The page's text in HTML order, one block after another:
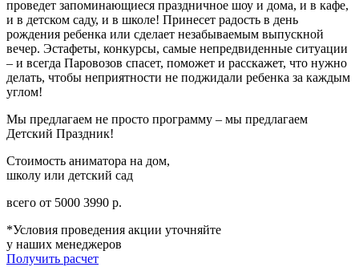
проведет запоминающиеся праздничное шоу и дома, и в кафе,
и в детском саду, и в школе! Принесет радость в день
рождения ребенка или сделает незабываемым выпускной
вечер. Эстафеты, конкурсы, самые непредвиденные ситуации
– и всегда Паровозов спасет, поможет и расскажет, что нужно
делать, чтобы неприятности не поджидали ребенка за каждым
углом!
Мы предлагаем не просто программу – мы предлагаем
Детский Праздник!
Стоимость аниматора на дом,
школу или детский сад
всего от 5000 3990 р.
*Условия проведения акции уточняйте
у наших менеджеров
Получить расчет